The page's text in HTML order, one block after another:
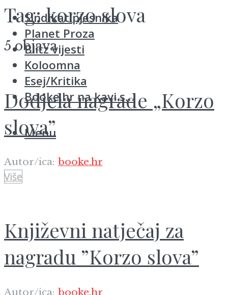
Sindikat pjesnika
Planet Proza
Blitz vijesti
Koloomna
Esej/Kritika
Booke.hr na kavi s…
Menu
Tag:korzo slova
5 objava
Dodjela nagrade „Korzo
slova”
Autor/ica: booke.hr
Više
Književni natječaj za
nagradu ”Korzo slova”
Autor/ica: booke.hr